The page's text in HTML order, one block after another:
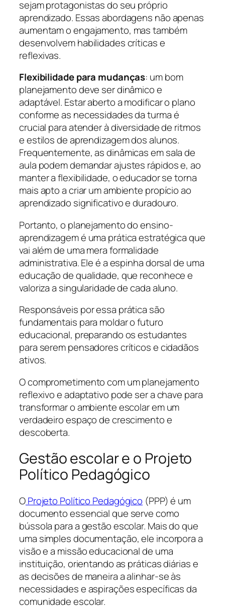
sejam protagonistas do seu próprio
aprendizado. Essas abordagens não apenas
aumentam o engajamento, mas também
desenvolvem habilidades críticas e
reflexivas.
Flexibilidade para mudanças: um bom
planejamento deve ser dinâmico e
adaptável. Estar aberto a modificar o plano
conforme as necessidades da turma é
crucial para atender à diversidade de ritmos
e estilos de aprendizagem dos alunos.
Frequentemente, as dinâmicas em sala de
aula podem demandar ajustes rápidos e, ao
manter a flexibilidade, o educador se torna
mais apto a criar um ambiente propício ao
aprendizado significativo e duradouro.
Portanto, o planejamento do ensino-
aprendizagem é uma prática estratégica que
vai além de uma mera formalidade
administrativa. Ele é a espinha dorsal de uma
educação de qualidade, que reconhece e
valoriza a singularidade de cada aluno.
Responsáveis por essa prática são
fundamentais para moldar o futuro
educacional, preparando os estudantes
para serem pensadores críticos e cidadãos
ativos.
O comprometimento com um planejamento
reflexivo e adaptativo pode ser a chave para
transformar o ambiente escolar em um
verdadeiro espaço de crescimento e
descoberta.
Gestão escolar e o Projeto
Político Pedagógico
OProjeto Político Pedagógico (PPP) é um
documento essencial que serve como
bússola para a gestão escolar. Mais do que
uma simples documentação, ele incorpora a
visão e a missão educacional de uma
instituição, orientando as práticas diárias e
as decisões de maneira a alinhar-se às
necessidades e aspirações específicas da
comunidade escolar.